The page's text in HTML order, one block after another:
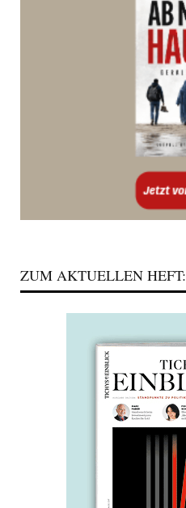
ZUM AKTUELLEN HEFT: